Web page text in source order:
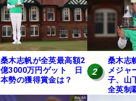
桑木志帆が全英最高額2
億3000万円ゲット 日
本勢の獲得賞金は？
2
桑木志
メジャ
子、山
全英制